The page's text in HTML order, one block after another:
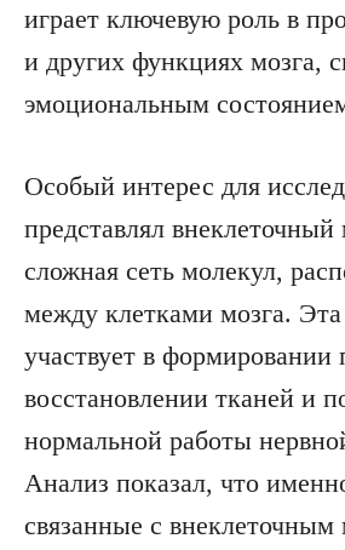
играет ключевую роль в
и других функциях мозга,
эмоциональным
Особый интерес для
представлял
сложная сеть молекул,
между клетками мозга. Эта
участвует в формировании
восстановлении тканей и
нормальной работы
Анализ показал, что
связанные с внеклеточным